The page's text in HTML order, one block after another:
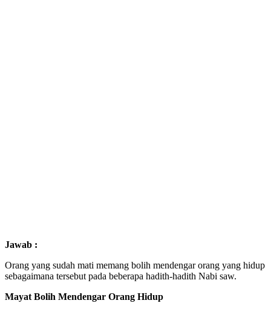
Jawab :
Orang yang sudah mati memang bolih mendengar orang yang hidup
sebagaimana tersebut pada beberapa hadith-hadith Nabi saw.
Mayat Bolih Mendengar Orang Hidup